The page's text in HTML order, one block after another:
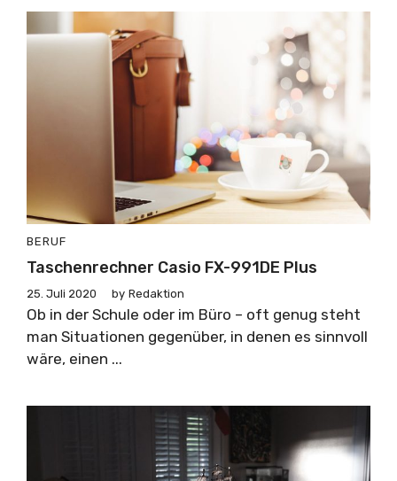
BERUF
Taschenrechner Casio FX-991DE Plus
25. Juli 2020 by Redaktion
Ob in der Schule oder im Büro – oft genug steht
man Situationen gegenüber, in denen es sinnvoll
wäre, einen ...